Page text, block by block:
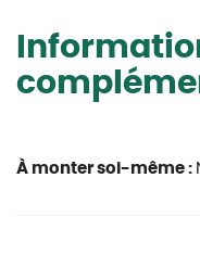
À monter soi-même :